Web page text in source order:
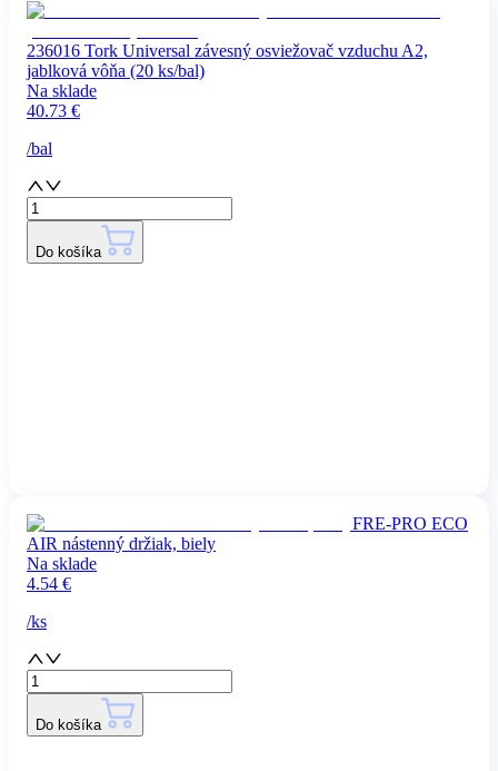
236016 Tork Universal závesný osviežovač vzduchu A2,
jablková vôňa (20 ks/bal)
Na sklade
40.73 €
/bal
Do košíka
FRE-PRO ECO
AIR nástenný držiak, biely
Na sklade
4.54 €
/ks
Do košíka